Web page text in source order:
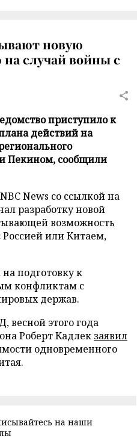
новую
случай войны с
приступило к
действий на
Пекином, сообщили
News со ссылкой на
разработку новой
возможность
Россией или Китаем,
подготовку к
конфликтам с
держав.
весной этого года
Роберт Кадлек заявил
одновременного
на наши